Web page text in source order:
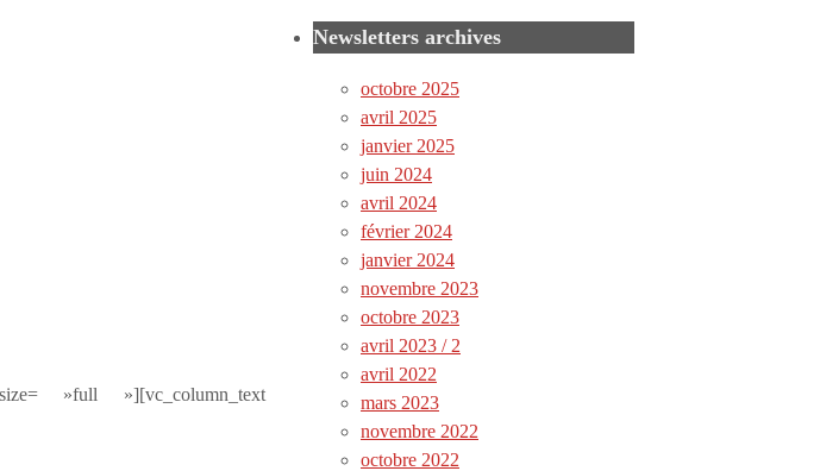
»full »][vc_column_text
Newsletters archives
octobre 2025
avril 2025
janvier 2025
juin 2024
avril 2024
février 2024
janvier 2024
novembre 2023
octobre 2023
avril 2023 / 2
avril 2022
mars 2023
novembre 2022
octobre 2022